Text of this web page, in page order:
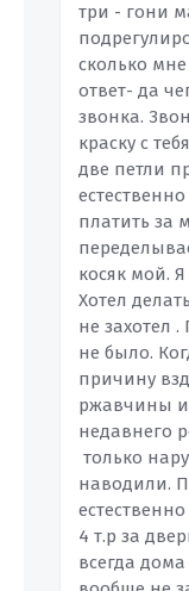
три - гони
сколько мне
ответ- да
звонка.
краску с
две петли
платить за
косяк мой.
Хотел
не захотел
не было.
причину
ржавчины
недавнего
только
наводили.
4 т.р за
всегда